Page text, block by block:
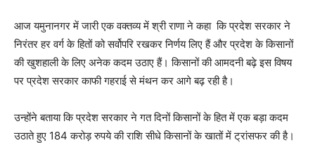
आज यमुनानगर में जारी एक वक्तव्य में श्री राणा ने कहा कि प्रदेश सरकार ने
निरंतर हर वर्ग के हितों को सर्वोपरि रखकर निर्णय लिए हैं और प्रदेश के किसानों
की खुशहाली के लिए अनेक कदम उठाए हैं। किसानों की आमदनी बढ़े इस विषय
पर प्रदेश सरकार काफी गहराई से मंथन कर आगे बढ़ रही है।
उन्होंने बताया कि प्रदेश सरकार ने गत दिनों किसानों के हित में एक बड़ा कदम
उठाते हुए 184 करोड़ रुपये की राशि सीधे किसानों के खातों में ट्रांसफर की है।